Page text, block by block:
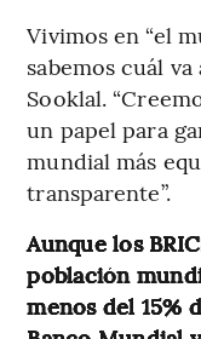
Vivimos en “el
sabemos cuál
Sooklal.
un papel para
mundial más
transparente”.
Aunque los
población
menos del 15%